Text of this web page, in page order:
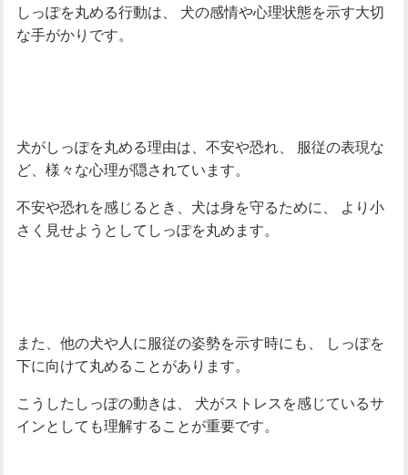
しっぽを丸める行動は、
犬の感情や心理状態を示す大切
な手がかりです。
犬がしっぽを丸める理由は、不安や恐れ、
服従の表現な
ど、様々な心理が隠されています。
不安や恐れを感じるとき、犬は身を守るために、
より小
さく見せようとしてしっぽを丸めます。
また、他の犬や人に服従の姿勢を示す時にも、
しっぽを
下に向けて丸めることがあります。
こうしたしっぽの動きは、
犬がストレスを感じているサ
インとしても理解することが重要です。